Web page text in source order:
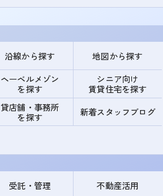
沿線から探す 地図から探す
ヘーベルメゾン
を探す
シニア向け
賃貸住宅を探す
貸店舗・事務所
を探す
新着スタッフブログ
受託・管理 不動産活用